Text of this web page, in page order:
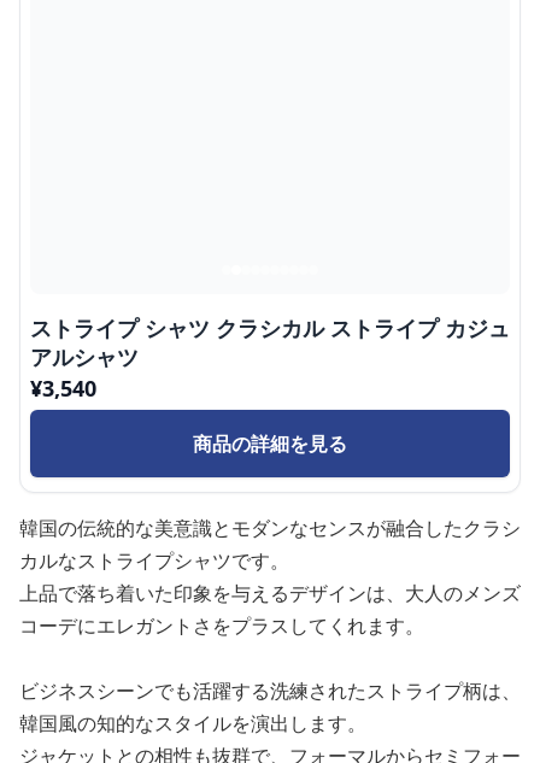
ストライプ シャツ クラシカル ストライプ カジュ
アルシャツ
¥3,540
商品の詳細を見る
韓国の伝統的な美意識とモダンなセンスが融合したクラシ
カルなストライプシャツです。
上品で落ち着いた印象を与えるデザインは、大人のメンズ
コーデにエレガントさをプラスしてくれます。
ビジネスシーンでも活躍する洗練されたストライプ柄は、
韓国風の知的なスタイルを演出します。
ジャケットとの相性も抜群で、フォーマルからセミフォー